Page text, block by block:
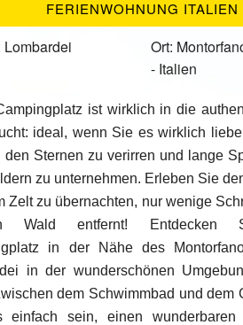
FERIENWOHNUNG ITALIEN
Ort:
- Italien
ist wirklich in die
ideal, wenn Sie es wirklich
den Sternen zu verirren und lange
zu unternehmen. Erleben Sie
Zelt zu übernachten, nur wenige
Wald entfernt! Entdecken
in der Nähe des
in der wunderschönen
dem Schwimmbad und dem
einfach sein, einen wunderbaren